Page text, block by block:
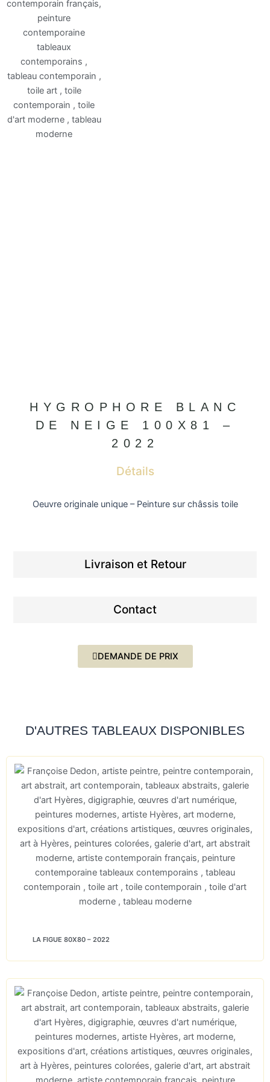
HYGROPHORE BLANC
DE NEIGE 100X81 –
2022
Détails
Livraison et Retour
Contact
Oeuvre originale unique – Peinture sur châssis toile
DEMANDE DE PRIX
D'AUTRES TABLEAUX DISPONIBLES
LA FIGUE 80X80 – 2022